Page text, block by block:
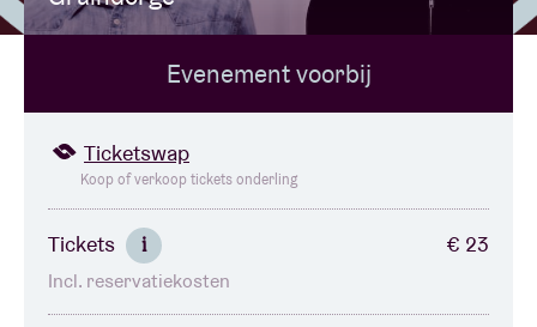
BRDCST
Concertcheque
Evenement voorbij
Ticketswap
Koop of verkoop tickets onderling
Tickets i € 23
Incl. reservatiekosten